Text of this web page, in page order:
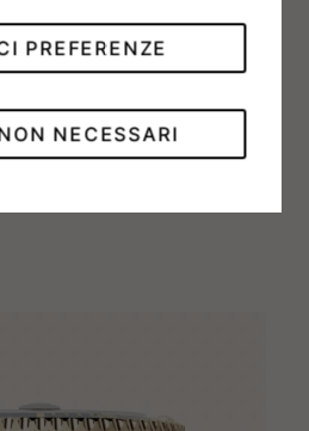
alla preparazione della
in forma, sempre con la
per i dettagli. La ricerca di
inizia dalle materie
NECESSARI
PREFERENZE